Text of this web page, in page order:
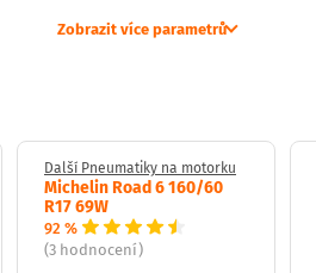
Zobrazit více parametrů
Další Pneumatiky na motorku
Michelin Road 6 160/60
R17 69W
92 %
(3 hodnocení)